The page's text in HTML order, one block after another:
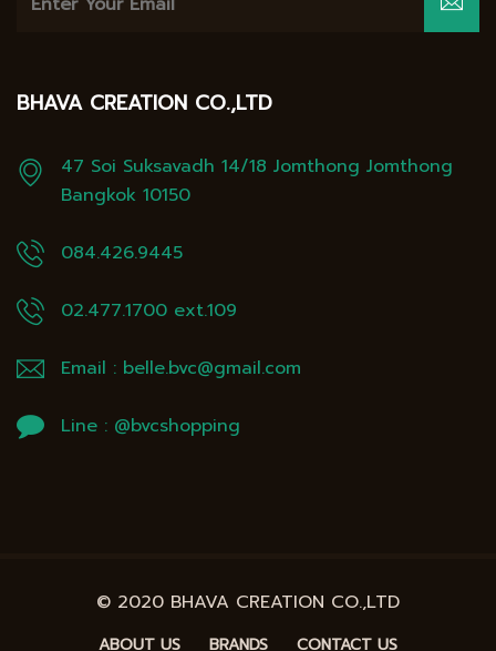
BHAVA CREATION CO.,LTD
47 Soi Suksavadh 14/18 Jomthong Jomthong
Bangkok 10150
084.426.9445
02.477.1700 ext.109
Email : belle.bvc@gmail.com
Line : @bvcshopping
© 2020 BHAVA CREATION CO.,LTD
ABOUT US BRANDS CONTACT US